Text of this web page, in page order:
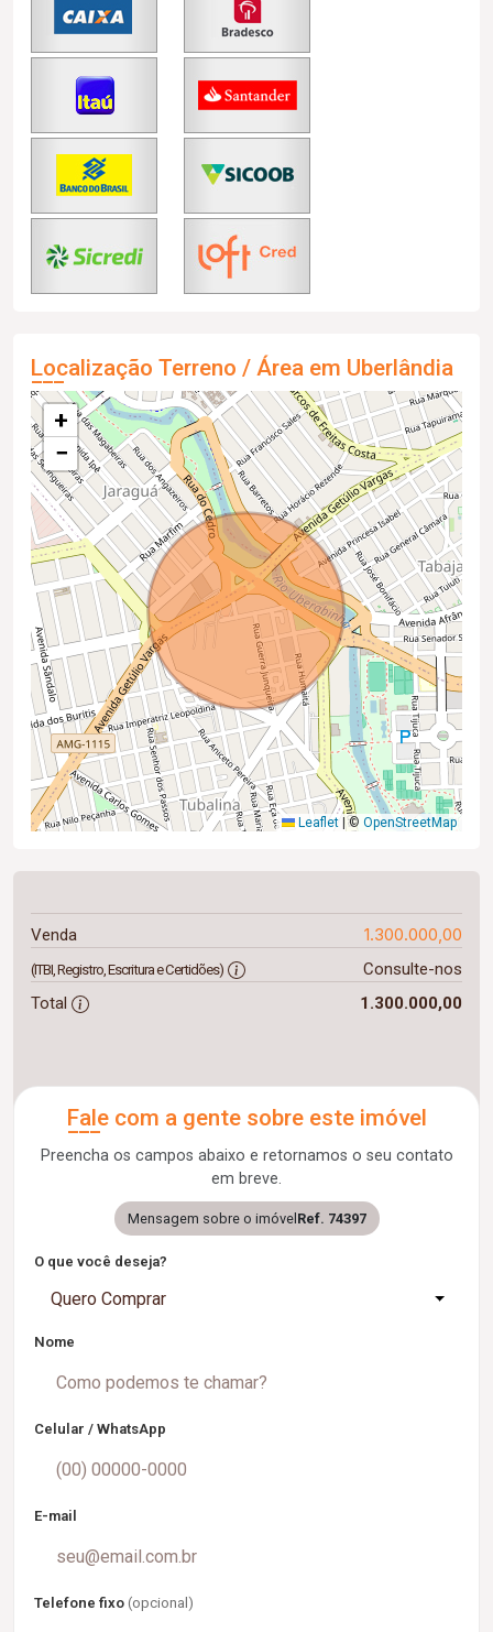
Localização Terreno / Área em Uberlândia
+
−
Leaflet © OpenStreetMap
Venda 1.300.000,00
(ITBI, Registro, Escritura e Certidões)
Consulte-nos
Total
1.300.000,00
Fale com a gente sobre este imóvel
Preencha os campos abaixo e retornamos o seu contato
em breve.
Mensagem sobre o imóvel Ref. 74397
O que você deseja?
Quero Comprar
Nome
Celular / WhatsApp
E-mail
Telefone fixo (opcional)